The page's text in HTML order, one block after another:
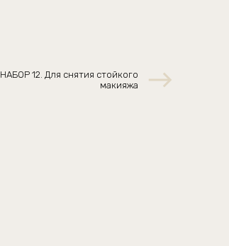
НАБОР 12. Для снятия стойкого
макияжа